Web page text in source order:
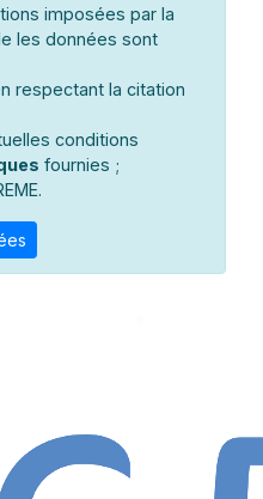
imposées par la
les données sont
respectant la citation
conditions
fournies ;